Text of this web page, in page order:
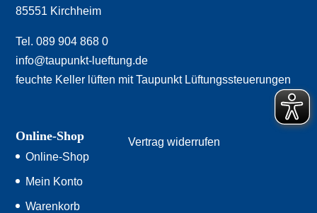
85551 Kirchheim
Tel. 089 904 868 0
info@taupunkt-lueftung.de
feuchte Keller lüften mit Taupunkt Lüftungssteuerungen
Online-Shop
Online-Shop
Mein Konto
Warenkorb
Vertrag widerrufen